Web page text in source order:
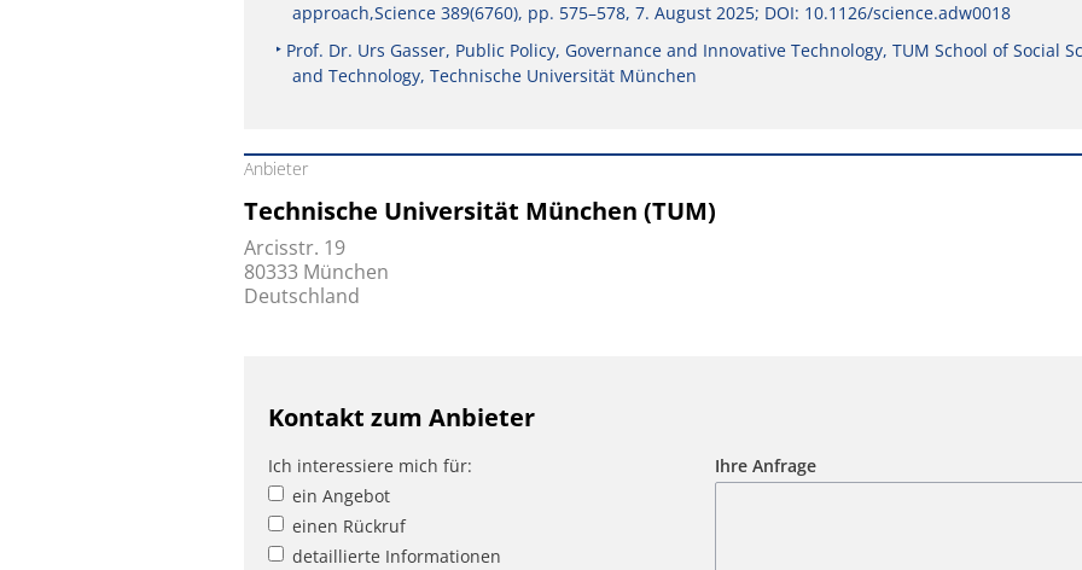
approach,Science 389(6760), pp. 575–578, 7. August 2025; DOI: 10.1126/science.adw0018
Prof. Dr. Urs Gasser, Public Policy, Governance and Innovative Technology, TUM School of Social
and Technology, Technische Universität München
Anbieter
Technische Universität München (TUM)
Arcisstr. 19
80333 München
Deutschland
Kontakt zum Anbieter
Ich interessiere mich für:
ein Angebot
einen Rückruf
detaillierte Informationen
Ihre Anfrage